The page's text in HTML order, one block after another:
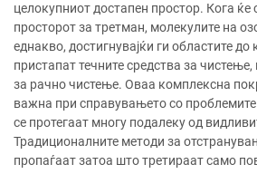
целокупниот достапен простор. Кога ќе
просторот за третман, молекулите на
еднакво, достигнувајќи ги областите
пристапат течните средства за
за рачно чистење. Оваа комплексна
важна при справувањето со проблемите
се протегаат многу подалеку од
Традиционалните методи за
пропаѓаат затоа што третираат само